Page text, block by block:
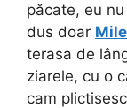
păcate, eu
dus doar
terasa de
ziarele, cu o
cam